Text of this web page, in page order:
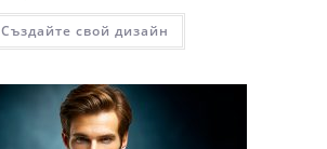
Създайте свой дизайн